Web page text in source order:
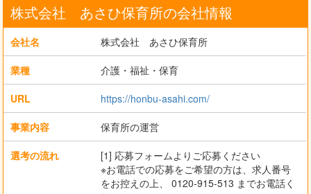
株式会社 あさひ保育所の会社情報
会社名 株式会社 あさひ保育所
業種 介護・福祉・保育
URL https://honbu-asahi.com/
事業内容 保育所の運営
選考の流れ
[1] 応募フォームよりご応募ください
※お電話での応募をご希望の方は、求人番号
をお控えの上、 0120-915-513 までお電話く